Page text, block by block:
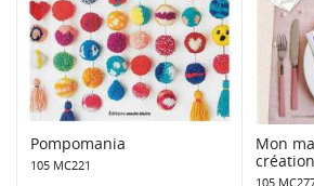
Pompomania
105 MC221
Mon
105